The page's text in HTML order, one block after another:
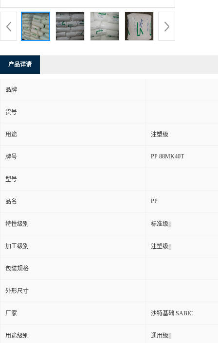
产品详请
品牌
货号
用途 注塑级
牌号 PP 88MK40T
型号
品名 PP
特性级别 标准级|||
加工级别 注塑级|||
包装规格
外形尺寸
厂家 沙特基础 SABIC
用途级别 通用级|||